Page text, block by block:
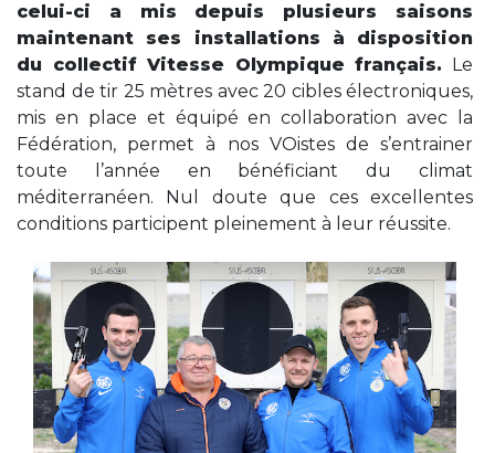
celui-ci a mis depuis plusieurs saisons
maintenant ses installations à disposition
du collectif Vitesse Olympique français. Le
stand de tir 25 mètres avec 20 cibles électroniques,
mis en place et équipé en collaboration avec la
Fédération, permet à nos VOistes de s’entrainer
toute l’année en bénéficiant du climat
méditerranéen. Nul doute que ces excellentes
conditions participent pleinement à leur réussite.